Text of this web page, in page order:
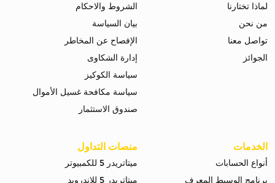
لماذا تختارنا
من نحن
تواصل معنا
الجوائز
الشروط والاحكام
بيان السياسة
الإفصاح عن المخاطر
إدارة الشكاوى
سياسة الكوكيز
سياسة مكافحة غسيل الأموال
صندوق الاستثمار
الخدمات
أنواع الحسابات
برنامج الوسيط المعرف
منصات التداول
ميتاتريدر 5 للكمبيوتر
ميتاتريدر 5 للاندرويد